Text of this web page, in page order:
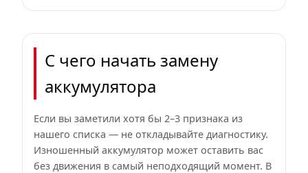
С чего начать замену
аккумулятора
Если вы заметили хотя бы 2–3 признака из
нашего списка — не откладывайте диагностику.
Изношенный аккумулятор может оставить вас
без движения в самый неподходящий момент. В